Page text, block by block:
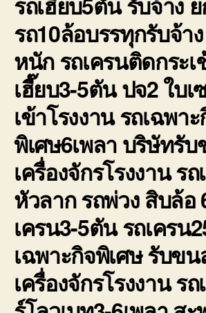
รถ10ล้อบรรทุกรับจ้า
หนัก รถเครนติดกระเ
เฮี๊ยบ3-5ตัน ปจ2 ใบ
เข้าโรงงาน รถเฉพา
พิเศษ6เพลา บริษัทรั
เครื่องจักรโรงงาน รถ
หัวลาก รถพ่วง สิบล้อ
เครน3-5ตัน รถเครน
เฉพาะกิจพิเศษ รับขน
เครื่องจักรโรงงาน รถ